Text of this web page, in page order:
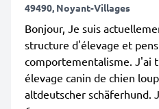
49490, Noyant-Villages
Bonjour, Je suis
structure d'élevage et
comportementalisme. J'ai
élevage canin de chien
altdeutscher schäferhund.